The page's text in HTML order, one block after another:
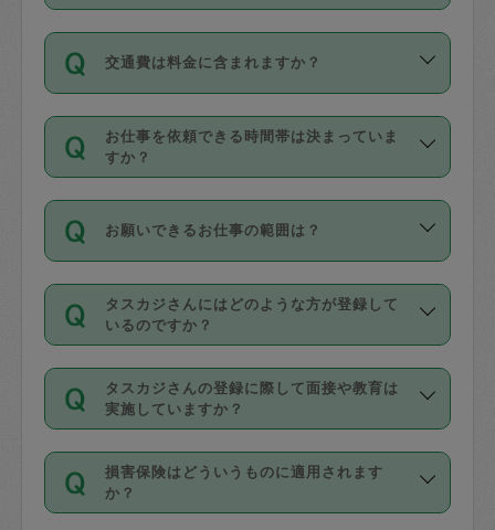
がっていく仕組みになっています。
Diners Club）のみとなります。
を行う際にご入力ください。プロフィー
ル登録時にはご入力いただかなくても大
丈夫です。
デビットカード・プリペイドカード（Vプ
リカ、au WALLETなど）は支払にはご利
銀行振込や現金払いも対応していませ
なお、タスカジさんの交通費も、依頼料
金のご請求と合わせてお支払いとなりま
動計算で表示されます。
依頼には「スポット」と「定期（毎週｜
隔週）」があり、「定期」の依頼は「ス
ポット」よりお得な料金でご利用できま
す。
定期の最低利用回数は設けていない代わ
りに、一定数を超えたキャンセルは有償
（例：毎週定期の場合は３回以上のキャ
ンセルが有償（1200円、隔週定期の場合
は２回以上のキャンセルが有償（1200
交通費は料金に含まれますか？
交通費は依頼料金とは別途発生し、依頼
料金のご請求と合わせてお支払いとなり
ます。交通費の金額は「依頼の詳細」に
お仕事を依頼できる時間帯は決まっていま
すか？
時間帯は3種類あります。いずれも１回あ
たり３時間です。
・ＡＭ ９時～１２時
・ＰＭ １３時～１６時
・夜 １８時～２１時
開始時間を２時間前後変更することが可
能です。依頼送信後、個別にタスカジさ
んにメッセージを送り調整してくださ
い。ただし、２時間を越えての調整はで
お願いできるお仕事の範囲は？
掃除、整理収納、洗濯、買い物、料理、
作り置きです。タスカジさんによってで
きる仕事の範囲が異なりますので、依頼
する前にタスカジさんのプロフィールで
確認してください。
基本的に、高所での作業や危険作業、屋
外での作業は対象外です。
タスカジさんにはどのような方が登録して
いるのですか？
主婦として長年の家事経験をお持ちの
方、栄養士・調理師といった資格者で保
育園や学校の給食やレストランで料理関
係の専門職に従事されていた方、日本で
すでにハウスキーパーや英語の先生とし
てお仕事をしているフィリピン出身の
タスカジさんの登録に際して面接や教育は
実施していますか？
応募の際に、各自事務局との面接と説明
を行っています。その後、身分証明書の
写真提出をしていただいています。外国
損害保険はどういうものに適用されます
か？